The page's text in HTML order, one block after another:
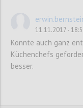
b)
Wandbeläge,
11.11.2017 -
Könnte auch ganz
Küchenchefs
besser.